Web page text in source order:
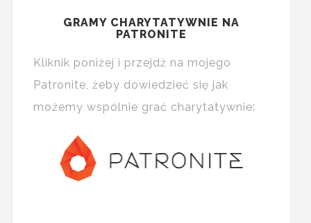
GRAMY CHARYTATYWNIE NA
PATRONITE
Kliknik poniżej i przejdż na mojego
Patronite, żeby dowiedzieć się jak
możemy wspólnie grać charytatywnie: